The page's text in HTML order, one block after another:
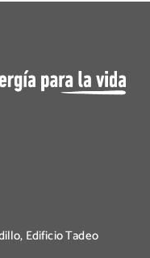
Edificio Tadeo